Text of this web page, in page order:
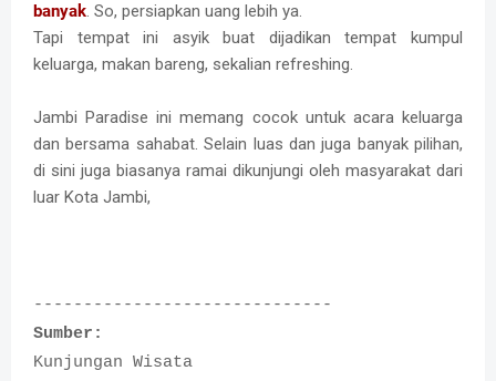
banyak. So, persiapkan uang lebih ya.
Tapi tempat ini asyik buat dijadikan tempat kumpul
keluarga, makan bareng, sekalian refreshing.
Jambi Paradise ini memang cocok untuk acara keluarga
dan bersama sahabat. Selain luas dan juga banyak pilihan,
di sini juga biasanya ramai dikunjungi oleh masyarakat dari
luar Kota Jambi,
------------------------------
Sumber:
Kunjungan Wisata